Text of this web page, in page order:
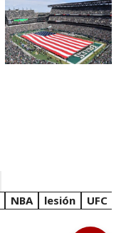
NBA lesión UFC